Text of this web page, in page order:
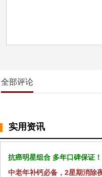
全部评论
实用资讯
抗癌明星组合 多年口碑保证
中老年补钙必备，2星期消除